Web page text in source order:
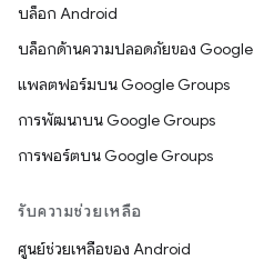
บล็อก Android
บล็อกด้านความปลอดภัยของ Google
แพลตฟอร์มบน Google Groups
การพัฒนาบน Google Groups
การพอร์ตบน Google Groups
รับความช่วยเหลือ
ศูนย์ช่วยเหลือของ Android